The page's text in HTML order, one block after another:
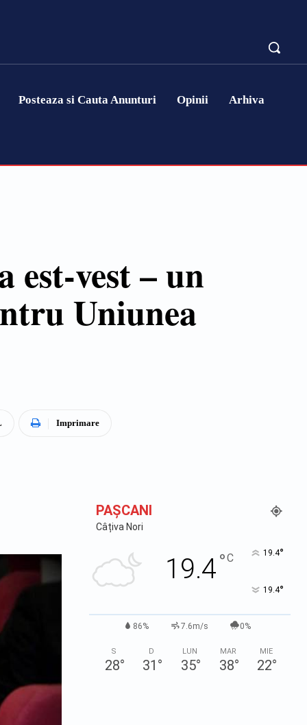
Posteaza si Cauta Anunturi Opinii Arhiva
est-vest – un
Uniunea
Imprimare
PAŞCANI
Câțiva Nori
19.4°C 19.4°
19.4°
86% 7.6m/s 0%
S
28°
D
31 °
LUN
35°
MAR
38°
MIE
22°